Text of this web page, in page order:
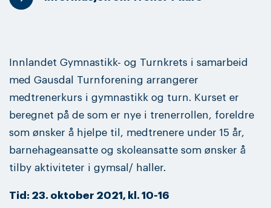
Innlandet Gymnastikk- og Turnkrets i samarbeid
med Gausdal Turnforening arrangerer
medtrenerkurs i gymnastikk og turn. Kurset er
beregnet på de som er nye i trenerrollen, foreldre
som ønsker å hjelpe til, medtrenere under 15 år,
barnehageansatte og skoleansatte som ønsker å
tilby aktiviteter i gymsal/ haller.
Tid: 23. oktober 2021, kl. 10-16